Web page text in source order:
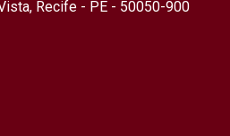
Recife - PE - 50050-900